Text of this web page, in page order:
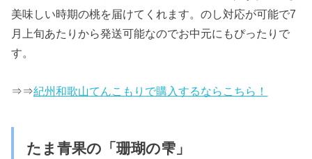
美味しい時期の桃を届けてくれます。のし対応が可能で7
月上旬あたりから発送可能なのでお中元にもぴったりで
す。
⇒⇒紀州和歌山てんこもりで購入するならこちら！
たま青果の「珊瑚の雫」